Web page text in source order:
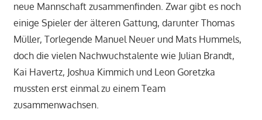
neue Mannschaft zusammenfinden. Zwar gibt es noch
einige Spieler der älteren Gattung, darunter Thomas
Müller, Torlegende Manuel Neuer und Mats Hummels,
doch die vielen Nachwuchstalente wie Julian Brandt,
Kai Havertz, Joshua Kimmich und Leon Goretzka
mussten erst einmal zu einem Team
zusammenwachsen.